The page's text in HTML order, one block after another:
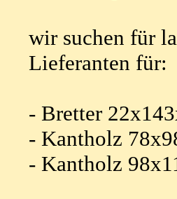
wir suchen für
Lieferanten für:
- Bretter
- Kantholz
- Kantholz